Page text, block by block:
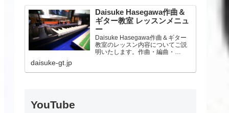
Daisuke Hasegawa作曲＆
ギター教室 レッスンメニュ
ー
Daisuke Hasegawa作曲＆ギター
教室のレッスン内容についてご説
明いたします。作曲・編曲・
インレッスンにも対応いたしま
daisuke-gt.jp
YouTube